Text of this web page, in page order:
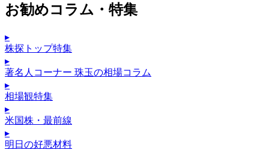
お勧めコラム・特集
▸
株探トップ特集
▸
著名人コーナー 珠玉の相場コラム
▸
相場観特集
▸
米国株・最前線
▸
明日の好悪材料